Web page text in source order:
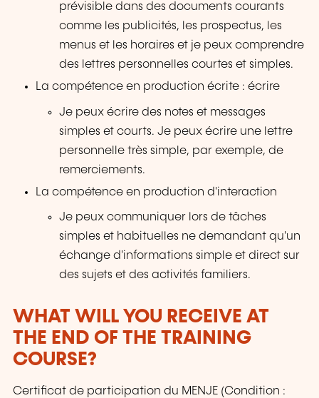
prévisible dans des documents courants
comme les publicités, les prospectus, les
menus et les horaires et je peux comprendre
des lettres personnelles courtes et simples.
La compétence en production écrite : écrire
Je peux écrire des notes et messages
simples et courts. Je peux écrire une lettre
personnelle très simple, par exemple, de
remerciements.
La compétence en production d'interaction
Je peux communiquer lors de tâches
simples et habituelles ne demandant qu'un
échange d'informations simple et direct sur
des sujets et des activités familiers.
WHAT WILL YOU RECEIVE AT
THE END OF THE TRAINING
COURSE?
Certificat de participation du MENJE (Condition :